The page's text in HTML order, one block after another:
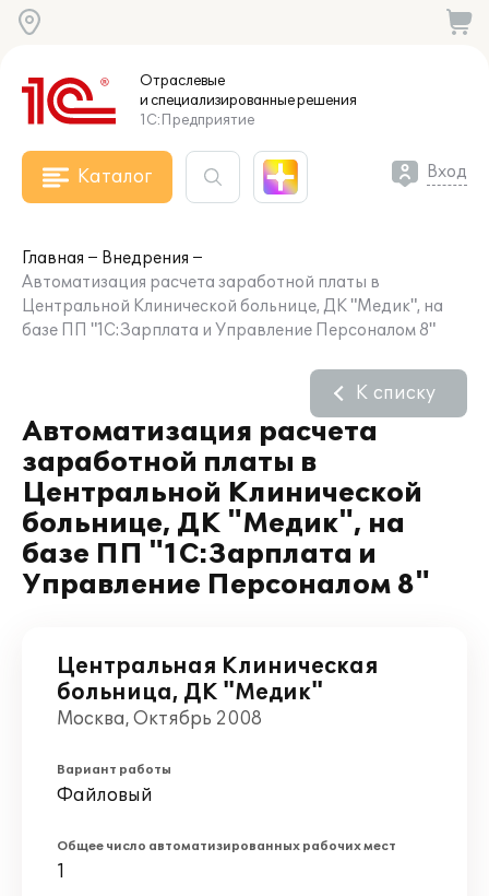
Отраслевые
и специализированныерешения
1С:Предприятие
Каталог Вход
Главная
Внедрения
Автоматизация расчета заработной платы в
Центральной Клинической больнице, ДК "Медик", на
базе ПП "1С:Зарплата и Управление Персоналом 8"
Автоматизация расчета
заработной платы в
Центральной Клинической
больнице, ДК "Медик", на
базе ПП "1С:Зарплата и
Управление Персоналом 8"
К списку
Центральная Клиническая
больница, ДК "Медик"
Москва, Октябрь 2008
Вариант работы
Файловый
Общее число автоматизированных рабочих мест
1